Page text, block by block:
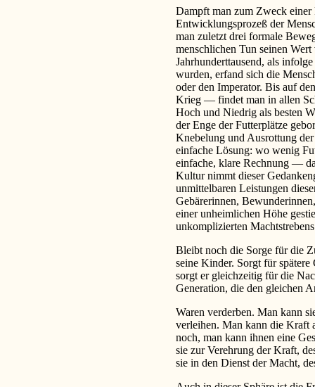
Dampft man zum Zweck
Entwicklungsprozeß der
man zuletzt drei formale
menschlichen Tun seinen
Jahrhunderttausend, als
wurden, erfand sich die
oder den Imperator. Bis auf
Krieg — findet man in allen
Hoch und Niedrig als besten
der Enge der Futterplätze
Knebelung und Ausrottung
einfache Lösung: wo wenig
einfache, klare Rechnung —
Kultur nimmt dieser
unmittelbaren Leistungen
Gebärerinnen,
einer unheimlichen Höhe
unkomplizierten
Bleibt noch die Sorge für die
seine Kinder. Sorgt für
sorgt er gleichzeitig für die
Generation, die den gleichen
Waren verderben. Man kann
verleihen. Man kann die Kraft
noch, man kann ihnen eine
sie zur Verehrung der Kraft,
sie in den Dienst der Macht,